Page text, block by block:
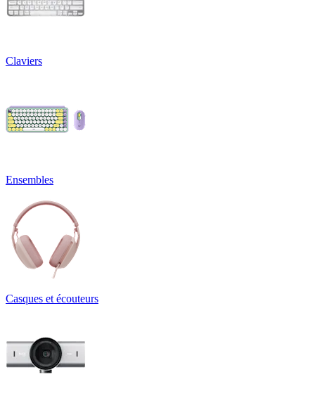
Claviers
Ensembles
Casques et écouteurs